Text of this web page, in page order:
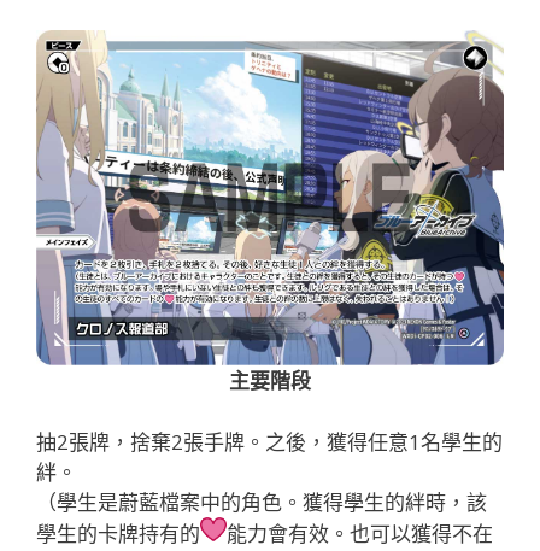
主要階段
抽2張牌，捨棄2張手牌。之後，獲得任意1名學生的
絆。
（學生是蔚藍檔案中的角色。獲得學生的絆時，該
學生的卡牌持有的
能力會有效。也可以獲得不在